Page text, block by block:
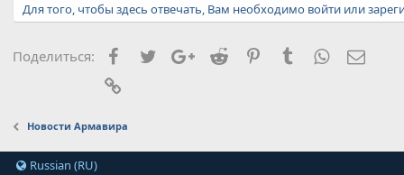
Для того, чтобы здесь отвечать, Вам необходимо войти или
Поделиться: Facebook
TwitterGoogle+
Reddit PinterestTumblrWhatsApp
Новости Армавира
Russian (RU)